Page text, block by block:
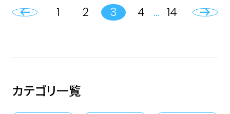
つは、あの現象には医学的な理
くと、睡眠の質が下がってしまう
1 2 3 4 … 14
カテゴリ一覧